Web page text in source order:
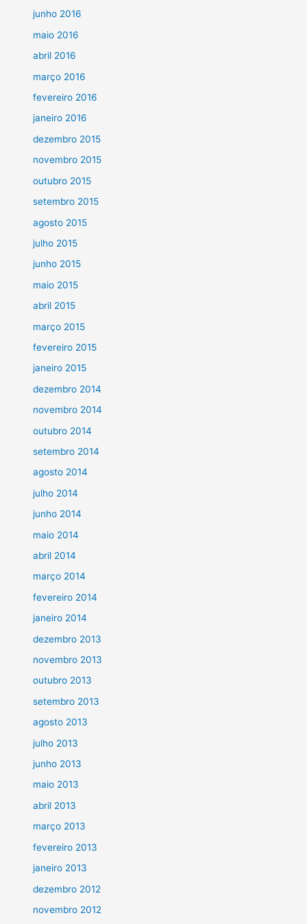
junho 2016
maio 2016
abril 2016
março 2016
fevereiro 2016
janeiro 2016
dezembro 2015
novembro 2015
outubro 2015
setembro 2015
agosto 2015
julho 2015
junho 2015
maio 2015
abril 2015
março 2015
fevereiro 2015
janeiro 2015
dezembro 2014
novembro 2014
outubro 2014
setembro 2014
agosto 2014
julho 2014
junho 2014
maio 2014
abril 2014
março 2014
fevereiro 2014
janeiro 2014
dezembro 2013
novembro 2013
outubro 2013
setembro 2013
agosto 2013
julho 2013
junho 2013
maio 2013
abril 2013
março 2013
fevereiro 2013
janeiro 2013
dezembro 2012
novembro 2012